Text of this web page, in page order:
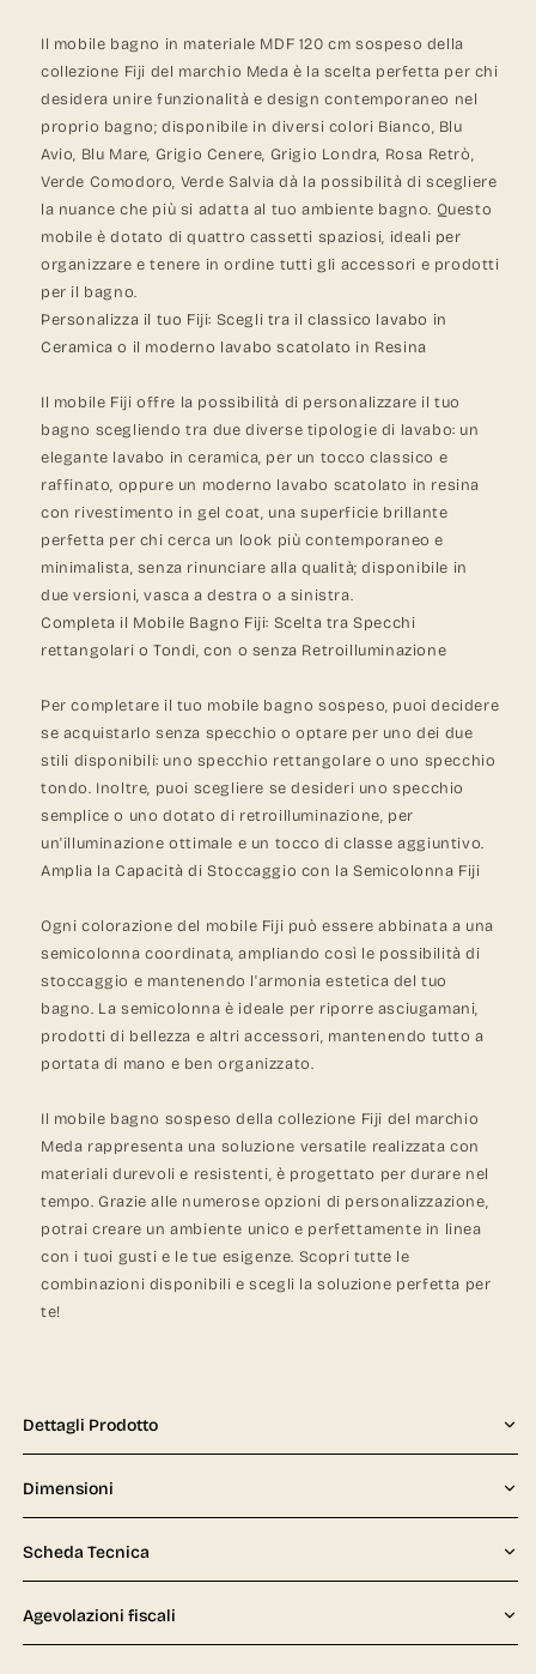
Il mobile bagno in materiale MDF 120 cm sospeso della
collezione Fiji del marchio Meda è la scelta perfetta per chi
desidera unire funzionalità e design contemporaneo nel
proprio bagno; disponibile in diversi colori Bianco, Blu
Avio, Blu Mare, Grigio Cenere, Grigio Londra, Rosa Retrò,
Verde Comodoro, Verde Salvia dà la possibilità di scegliere
la nuance che più si adatta al tuo ambiente bagno. Questo
mobile è dotato di quattro cassetti spaziosi, ideali per
organizzare e tenere in ordine tutti gli accessori e prodotti
per il bagno.
Personalizza il tuo Fiji: Scegli tra il classico lavabo in
Ceramica o il moderno lavabo scatolato in Resina
Il mobile Fiji offre la possibilità di personalizzare il tuo
bagno scegliendo tra due diverse tipologie di lavabo: un
elegante lavabo in ceramica, per un tocco classico e
raffinato, oppure un moderno lavabo scatolato in resina
con rivestimento in gel coat, una superficie brillante
perfetta per chi cerca un look più contemporaneo e
minimalista, senza rinunciare alla qualità; disponibile in
due versioni, vasca a destra o a sinistra.
Completa il Mobile Bagno Fiji: Scelta tra Specchi
rettangolari o Tondi, con o senza Retroilluminazione
Per completare il tuo mobile bagno sospeso, puoi decidere
se acquistarlo senza specchio o optare per uno dei due
stili disponibili: uno specchio rettangolare o uno specchio
tondo. Inoltre, puoi scegliere se desideri uno specchio
semplice o uno dotato di retroilluminazione, per
un'illuminazione ottimale e un tocco di classe aggiuntivo.
Amplia la Capacità di Stoccaggio con la Semicolonna Fiji
Ogni colorazione del mobile Fiji può essere abbinata a una
semicolonna coordinata, ampliando così le possibilità di
stoccaggio e mantenendo l'armonia estetica del tuo
bagno. La semicolonna è ideale per riporre asciugamani,
prodotti di bellezza e altri accessori, mantenendo tutto a
portata di mano e ben organizzato.
Il mobile bagno sospeso della collezione Fiji del marchio
Meda rappresenta una soluzione versatile realizzata con
materiali durevoli e resistenti, è progettato per durare nel
tempo. Grazie alle numerose opzioni di personalizzazione,
potrai creare un ambiente unico e perfettamente in linea
con i tuoi gusti e le tue esigenze. Scopri tutte le
combinazioni disponibili e scegli la soluzione perfetta per
te!
Dettagli Prodotto
Dimensioni
Scheda Tecnica
Agevolazioni fiscali